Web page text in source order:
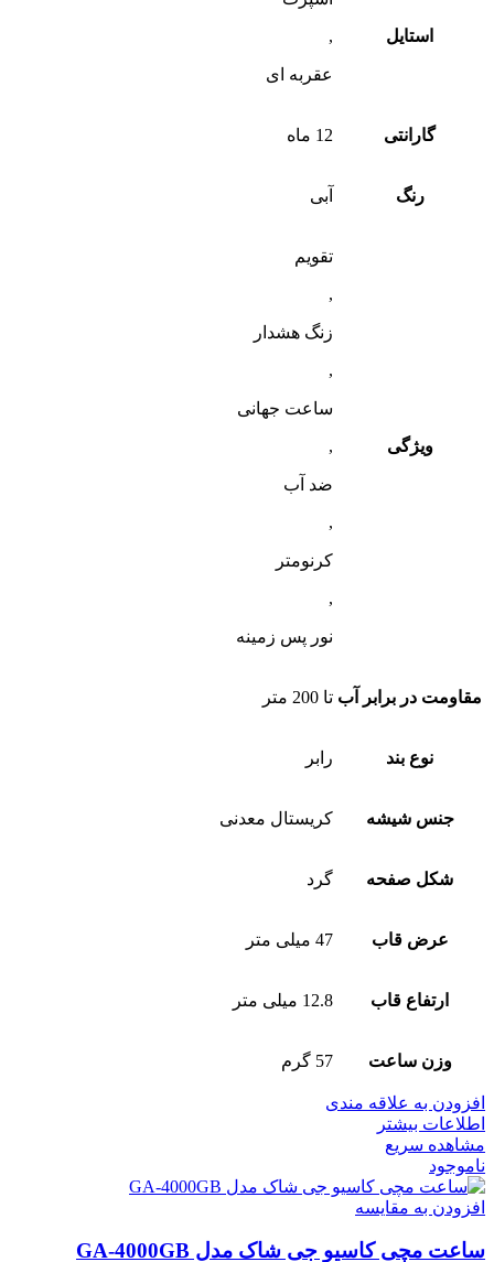
استایل
,
عقربه ای
گارانتی 12 ماه
رنگ آبی
ویژگی
تقویم
,
زنگ هشدار
,
ساعت جهانی
,
ضد آب
,
کرنومتر
,
نور پس زمینه
مقاومت در برابر آب تا 200 متر
نوع بند رابر
جنس شیشه کریستال معدنی
شکل صفحه گرد
عرض قاب 47 میلی متر
ارتفاع قاب 12.8 میلی متر
وزن ساعت 57 گرم
افزودن به علاقه مندی
اطلاعات بیشتر
مشاهده سریع
ناموجود
افزودن به مقایسه
ساعت مچی کاسیو جی شاک مدل GA-4000GB